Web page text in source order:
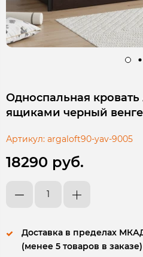
Односпальная
ящиками черный венге
Артикул: argaloft90-yav-9005
18290 руб.
Доставка в пределах
(менее 5 товаров в заказе)